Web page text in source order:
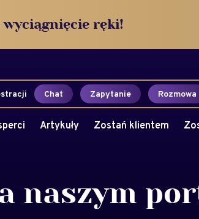
ręki!
Chat Zapytanie Rozmowa
Artykuły Zostań klientem
naszym